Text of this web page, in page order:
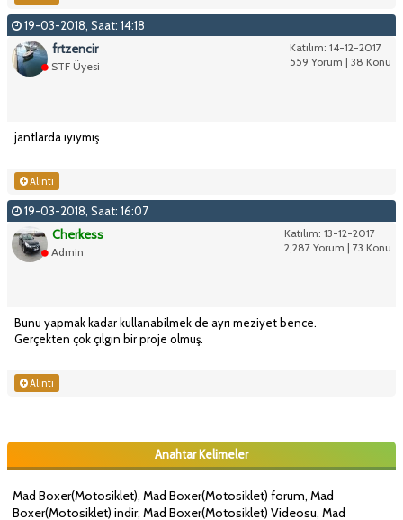
19-03-2018, Saat: 14:18
Katılım: 14-12-2017
559 Yorum | 38 Konu
frtzencir
STF Üyesi
jantlarda ıyıymış
Alıntı
19-03-2018, Saat: 16:07
Katılım: 13-12-2017
2,287 Yorum | 73 Konu
Cherkess
Admin
Bunu yapmak kadar kullanabilmek de ayrı meziyet bence.
Gerçekten çok çılgın bir proje olmuş.
Alıntı
Anahtar Kelimeler
Mad Boxer(Motosiklet), Mad Boxer(Motosiklet) forum, Mad
Boxer(Motosiklet) indir, Mad Boxer(Motosiklet) Videosu, Mad